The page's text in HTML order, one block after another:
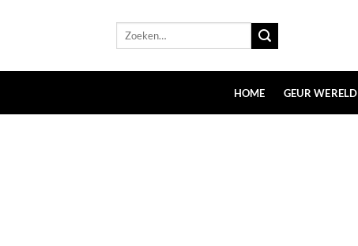
Zoeken
HOME GEUR WERELD